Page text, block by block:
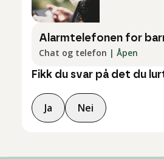
Alarmtelefonen for
Chat og telefon | Åpen
Fikk du svar på det du
Ja Nei